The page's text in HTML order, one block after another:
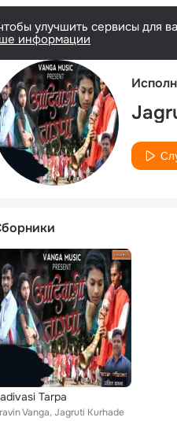
улучшить сервисы для
информации
Tarpa
Vanga, Jagruti Kurhade